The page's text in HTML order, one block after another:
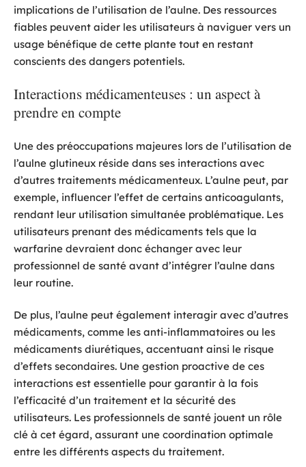
implications de l’utilisation de l’aulne. Des ressources
fiables peuvent aider les utilisateurs à naviguer vers un
usage bénéfique de cette plante tout en restant
conscients des dangers potentiels.
Interactions médicamenteuses : un aspect à
prendre en compte
Une des préoccupations majeures lors de l’utilisation de
l’aulne glutineux réside dans ses interactions avec
d’autres traitements médicamenteux. L’aulne peut, par
exemple, influencer l’effet de certains anticoagulants,
rendant leur utilisation simultanée problématique. Les
utilisateurs prenant des médicaments tels que la
warfarine devraient donc échanger avec leur
professionnel de santé avant d’intégrer l’aulne dans
leur routine.
De plus, l’aulne peut également interagir avec d’autres
médicaments, comme les anti-inflammatoires ou les
médicaments diurétiques, accentuant ainsi le risque
d’effets secondaires. Une gestion proactive de ces
interactions est essentielle pour garantir à la fois
l’efficacité d’un traitement et la sécurité des
utilisateurs. Les professionnels de santé jouent un rôle
clé à cet égard, assurant une coordination optimale
entre les différents aspects du traitement.